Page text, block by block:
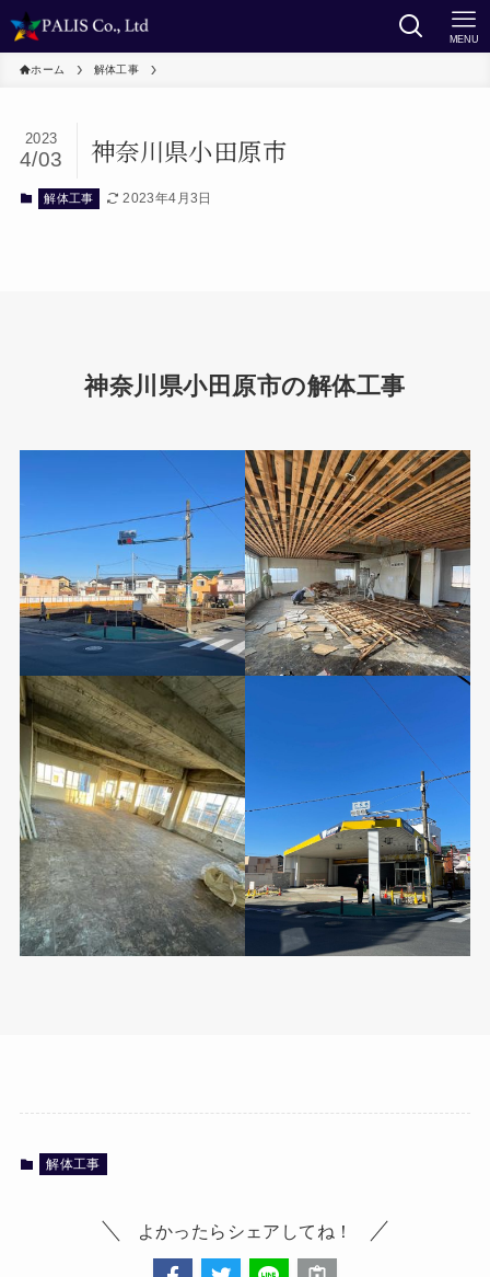
MENU
ホーム 解体工事
神奈川県小田原市
2023
4/03
解体工事 2023年4月3日
神奈川県小田原市の解体工事
解体工事
よかったらシェアしてね！